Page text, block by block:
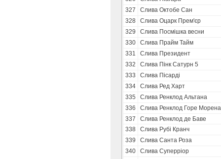
327
Слива Октобе Сан
328
Слива Оцарк Прем'єр
329
Слива Посмішка весни
330
Слива Прайм Тайм
331
Слива Президент
332
Слива Пінк Сатурн 5
333
Слива Пісарді
334
Слива Ред Харт
335
Слива Ренклод Альтана
336
Слива Ренклод Горе Морена
337
Слива Ренклод де Баве
338
Слива Рубі Кранч
339
Слива Санта Роза
340
Слива Суперріор